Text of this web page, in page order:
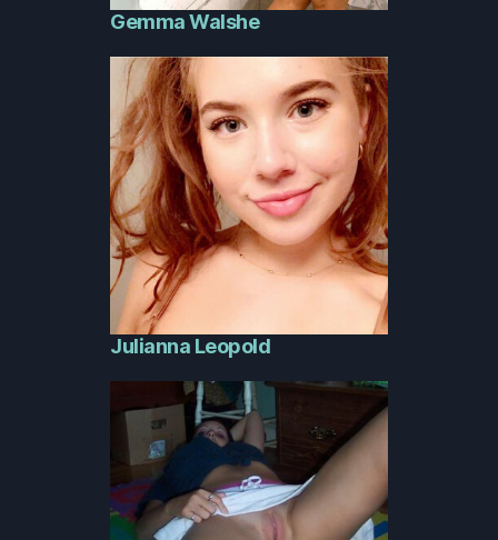
Gemma Walshe
Julianna Leopold